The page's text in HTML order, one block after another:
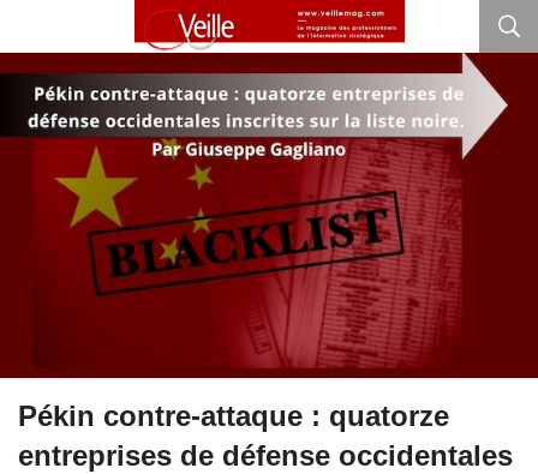
Pékin contre-attaque : quatorze
entreprises de défense occidentales